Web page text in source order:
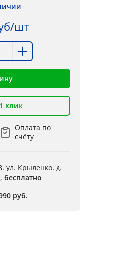
шт
клик
Оплата по
счёту
ул. Крыленко, д.
бесплатно
руб.